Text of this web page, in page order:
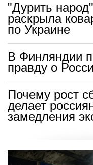
"Дурить
раскрыла
по Украине
В Финляндии
правду о
Почему рост
делает
замедления